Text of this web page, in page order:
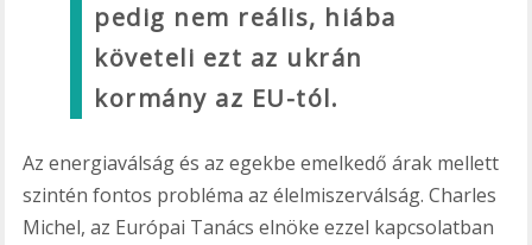
pedig nem reális, hiába
követeli ezt az ukrán
kormány az EU-tól.
Az energiaválság és az egekbe emelkedő árak mellett
szintén fontos probléma az élelmiszerválság. Charles
Michel, az Európai Tanács elnöke ezzel kapcsolatban